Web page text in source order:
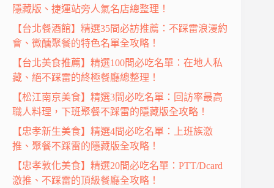
隱藏版、捷運站旁人氣名店總整理！
【台北餐酒館】精選35間必訪推薦：不踩雷浪漫約
會、微醺聚餐的特色名單全攻略！
【台北美食推薦】精選100間必吃名單：在地人私
藏、絕不踩雷的終極餐廳總整理！
【松江南京美食】精選3間必吃名單：回訪率最高
職人料理，下班聚餐不踩雷的隱藏版全攻略！
【忠孝新生美食】精選4間必吃名單：上班族激
推、聚餐不踩雷的隱藏版全攻略！
【忠孝敦化美食】精選20間必吃名單：PTT/Dcard
激推、不踩雷的頂級餐廳全攻略！